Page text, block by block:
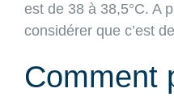
est de 38 à 38,5°C. A
considérer que c’est
Comment